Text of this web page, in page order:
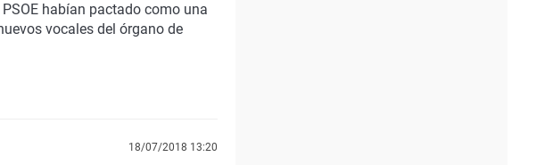
habían pactado como una
vocales del órgano de
18/07/2018 13:20